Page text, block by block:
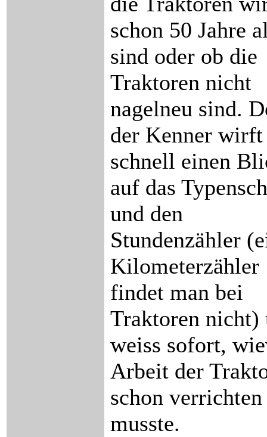
schon 50 Jahre
sind oder ob die
Traktoren nicht
nagelneu sind.
der Kenner
schnell einen
auf das
und den
Stundenzähler
Kilometerzähler
findet man bei
Traktoren nicht)
weiss sofort,
Arbeit der
schon verrichten
musste.